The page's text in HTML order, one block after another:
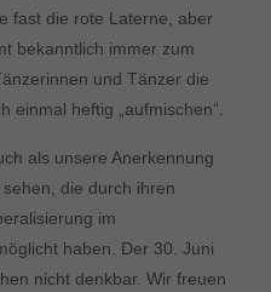
fast die rote Laterne, aber
bekanntlich immer zum
und Tänzer die
einmal heftig „aufmischen“.
als unsere Anerkennung
die durch ihren
im
haben. Der 30. Juni
nicht denkbar. Wir freuen